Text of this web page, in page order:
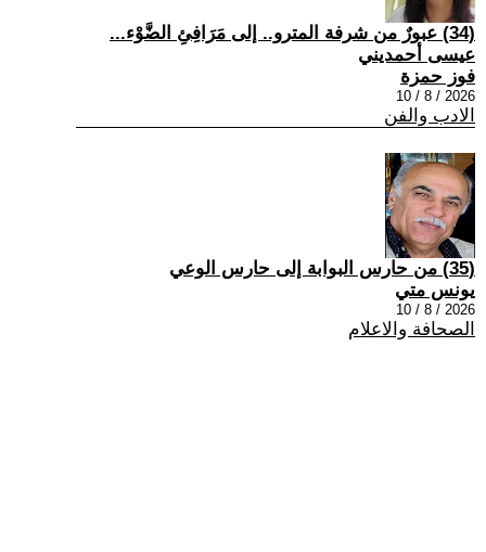
(34) عبورٌ من شرفة المترو.. إلى مَرَافِئِ الضَّوْء...
عيسى أحمديني
فوز حمزة
2026 / 8 / 10
الادب والفن
(35) من حارس البوابة إلى حارس الوعي
يونس متي
2026 / 8 / 10
الصحافة والاعلام